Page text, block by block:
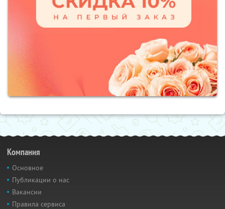
Компания
Основное
Публикации о нас
Вакансии
Правила сервиса